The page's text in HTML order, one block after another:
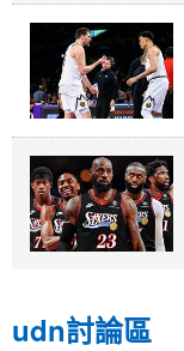
udn討論區